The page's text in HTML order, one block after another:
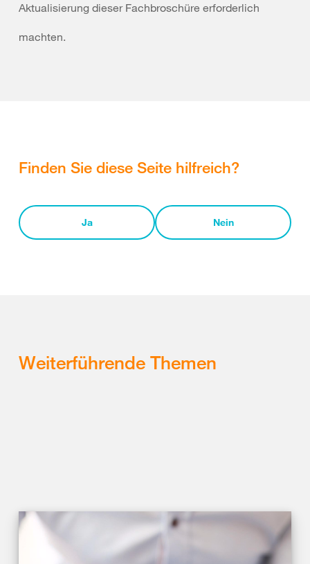
Aktualisierung dieser Fachbroschüre erforderlich
machten.
Finden Sie diese Seite hilfreich?
Ja Nein
Weiterführende Themen